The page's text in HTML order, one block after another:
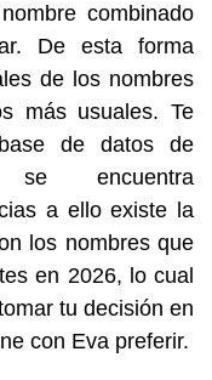
combinado
De esta forma
de los nombres
más usuales. Te
de datos de
encuentra
a ello existe la
los nombres que
en 2026, lo cual
tu decisión en
con Eva preferir.